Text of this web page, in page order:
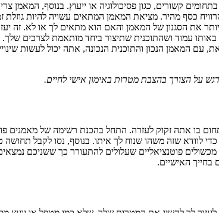
קשורים, כגון פסיכולוגיה או ייעוץ. בנוסף, המאמן
כסף מהיר. מציאת המאמן המתאים עשויה להיות
את הסגנון של המאמן והאם הוא מתאים לך או לא. זה
עמוד ושהתוכנית שתיצור ביחד מותאמת לצרכים
הנכון והתוכנית הנכונה, אתה יכול לעשות
על הצורך בהצבת מטרות באימון אישי לחיים.
בו אתה זקוק לעזרה. התחל בהכנת רשימה של מאמנים
לוודא שזה משהו שנוח לך איתו. בנוסף, נסו לקבל
פוטנציאליים שעלולים להתעורר כך ששניכם
בחייך האישיים.